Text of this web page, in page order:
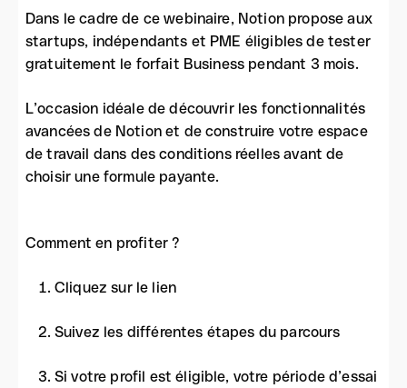
Dans le cadre de ce webinaire, Notion propose aux
startups, indépendants et PME éligibles de tester
gratuitement le forfait Business pendant 3 mois.
L’occasion idéale de découvrir les fonctionnalités
avancées de Notion et de construire votre espace
de travail dans des conditions réelles avant de
choisir une formule payante.
Comment en profiter ?
Cliquez sur le lien
Suivez les différentes étapes du parcours
Si votre profil est éligible, votre période d’essai